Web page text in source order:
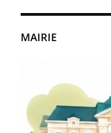
MAIRIE